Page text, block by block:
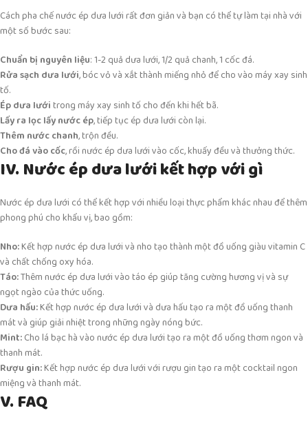
Cách pha chế nước ép dưa lưới rất đơn giản và bạn có thể tự làm tại nhà với
một số bước sau:
Chuẩn bị nguyên liệu: 1-2 quả dưa lưới, 1/2 quả chanh, 1 cốc đá.
Rửa sạch dưa lưới, bóc vỏ và xắt thành miếng nhỏ để cho vào máy xay sinh
tố.
Ép dưa lướitrong máy xay sinh tố cho đến khi hết bã.
Lấy ra lọc lấy nước ép, tiếp tục ép dưa lưới còn lại.
Thêm nước chanh, trộn đều.
Cho đá vào cốc, rồi nước ép dưa lưới vào cốc, khuấy đều và thưởng thức.
IV. Nước ép dưa lưới kết hợp với gì
Nước ép dưa lưới có thể kết hợp với nhiều loại thực phẩm khác nhau để thêm
phong phú cho khẩu vị, bao gồm:
Nho:Kết hợp nước ép dưa lưới và nho tạo thành một đồ uống giàu vitamin C
và chất chống oxy hóa.
Táo:Thêm nước ép dưa lưới vào táo ép giúp tăng cường hương vị và sự
ngọt ngào của thức uống.
Dưa hấu:Kết hợp nước ép dưa lưới và dưa hấu tạo ra một đồ uống thanh
mát và giúp giải nhiệt trong những ngày nóng bức.
Mint:Cho lá bạc hà vào nước ép dưa lưới tạo ra một đồ uống thơm ngon và
thanh mát.
Rượu gin:Kết hợp nước ép dưa lưới với rượu gin tạo ra một cocktail ngon
miệng và thanh mát.
V. FAQ